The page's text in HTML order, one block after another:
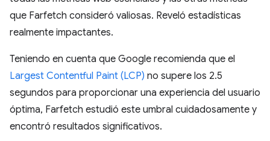
que Farfetch consideró valiosas. Reveló estadísticas
realmente impactantes.
Teniendo en cuenta que Google recomienda que el
Largest Contentful Paint (LCP) no supere los 2.5
segundos para proporcionar una experiencia del usuario
óptima, Farfetch estudió este umbral cuidadosamente y
encontró resultados significativos.